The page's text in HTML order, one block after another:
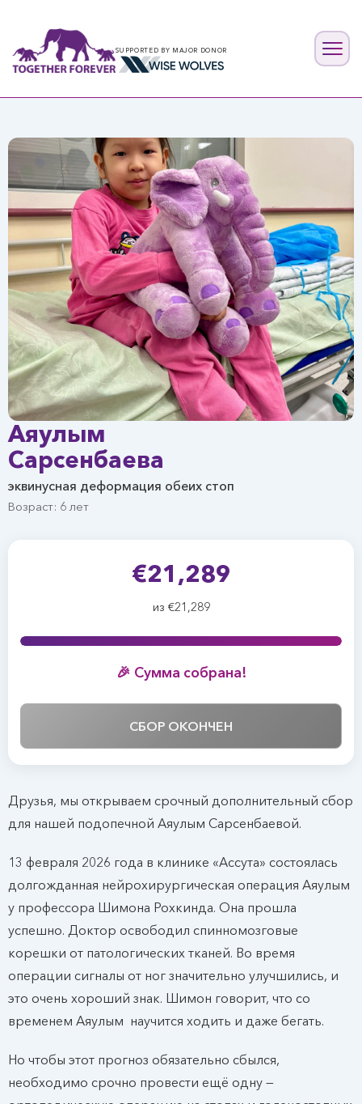
SUPPORTED BY MAJOR DONOR
Аяулым
Сарсенбаева
эквинусная деформация обеих стоп
Возраст: 6 лет
Друзья, мы открываем срочный дополнительный сбор
для нашей подопечной Аяулым Сарсенбаевой.
13 февраля 2026 года в клинике «Ассута» состоялась
долгожданная нейрохирургическая операция Аяулым
у профессора Шимона Рохкинда. Она прошла
успешно. Доктор освободил спинномозговые
корешки от патологических тканей. Во время
операции сигналы от ног значительно улучшились, и
это очень хороший знак. Шимон говорит, что со
временем Аяулым научится ходить и даже бегать.
Но чтобы этот прогноз обязательно сбылся,
необходимо срочно провести ещё одну —
€21,289
из €21,289
🎉 Сумма собрана!
СБОР ОКОНЧЕН